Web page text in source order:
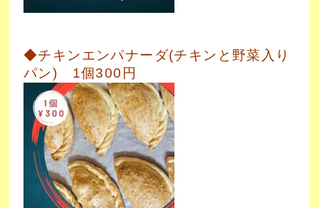
◆チキンエンパナーダ(チキンと野菜入り
パン) 1個300円